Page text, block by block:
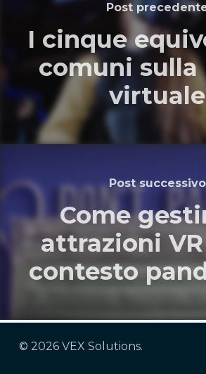
Post
I cinque
comuni sulla
virtuale
Post successivo
Come
attrazioni
contesto
© 2026 VEX Solutions.